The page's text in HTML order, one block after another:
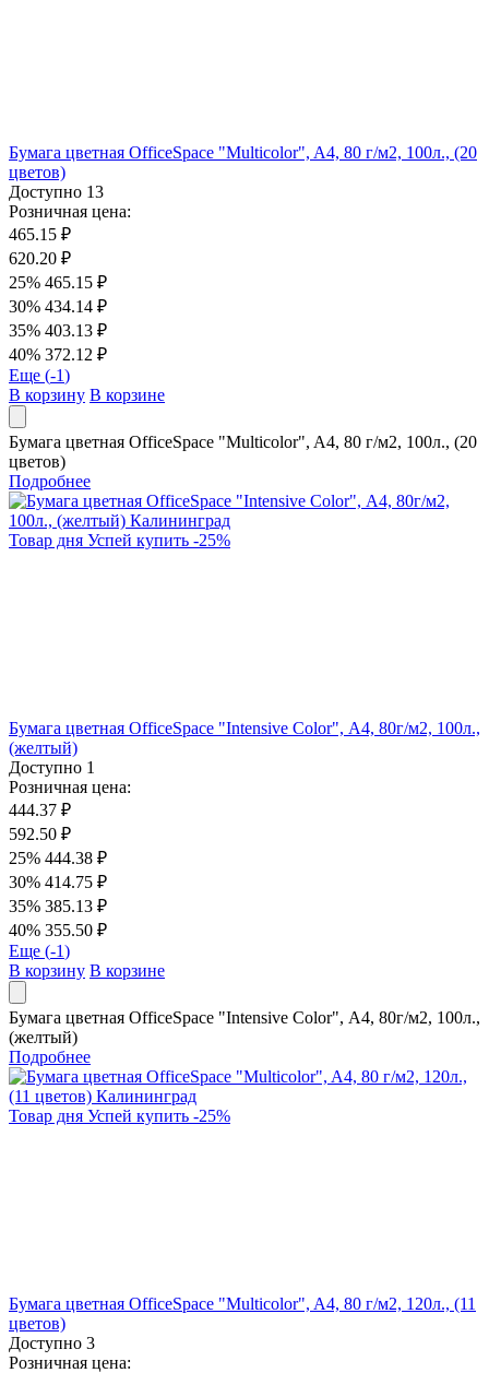
Бумага цветная OfficeSpace "Multicolor", A4, 80 г/м2, 100л., (20
цветов)
Доступно 13
Розничная цена:
465.15 ₽
620.20 ₽
25% 465.15 ₽
30% 434.14 ₽
35% 403.13 ₽
40% 372.12 ₽
Еще (-1)
В корзину В корзине
Бумага цветная OfficeSpace "Multicolor", A4, 80 г/м2, 100л., (20
цветов)
Подробнее
Товар дня Успей купить -25%
Бумага цветная OfficeSpace "Intensive Color", А4, 80г/м2, 100л.,
(желтый)
Доступно 1
Розничная цена:
444.37 ₽
592.50 ₽
25% 444.38 ₽
30% 414.75 ₽
35% 385.13 ₽
40% 355.50 ₽
Еще (-1)
В корзину В корзине
Бумага цветная OfficeSpace "Intensive Color", А4, 80г/м2, 100л.,
(желтый)
Подробнее
Товар дня Успей купить -25%
Бумага цветная OfficeSpace "Multicolor", A4, 80 г/м2, 120л., (11
цветов)
Доступно 3
Розничная цена: